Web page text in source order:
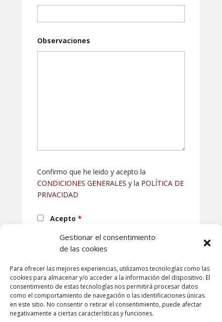
Gestionar el consentimiento
de las cookies
Para ofrecer las mejores experiencias, utilizamos tecnologías como las
cookies para almacenar y/o acceder a la información del dispositivo. El
consentimiento de estas tecnologías nos permitirá procesar datos
como el comportamiento de navegación o las identificaciones únicas
en este sitio. No consentir o retirar el consentimiento, puede afectar
negativamente a ciertas características y funciones.
Observaciones
Confirmo que he leido y acepto la
CONDICIONES GENERALES y la POLÍTICA DE
PRIVACIDAD
Acepto *